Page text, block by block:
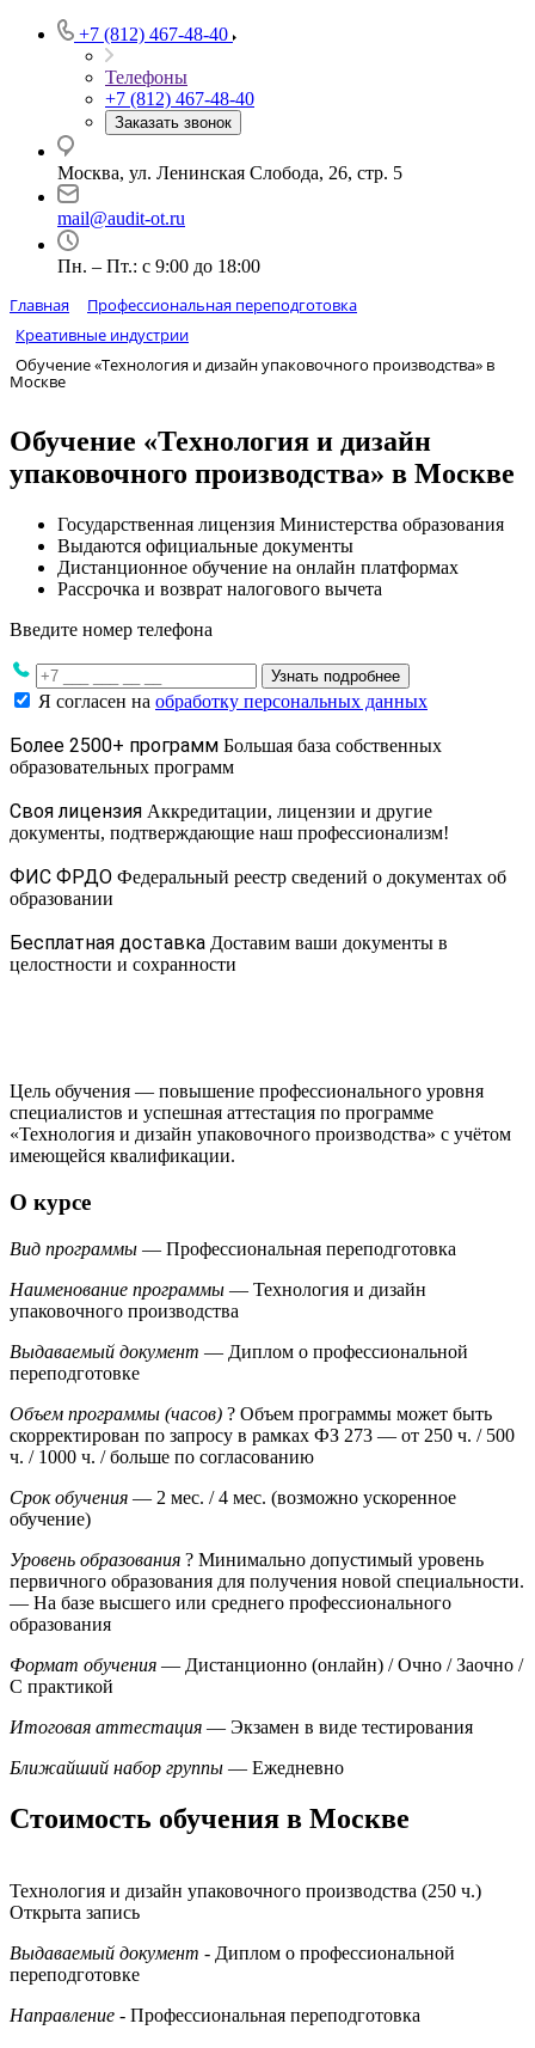
+7 (812) 467-48-40
Телефоны
+7 (812) 467-48-40
Заказать звонок
Москва, ул. Ленинская Слобода, 26, стр. 5
mail@audit-ot.ru
Пн. – Пт.: с 9:00 до 18:00
Главная
Профессиональная переподготовка
Креативные индустрии
Обучение «Технология и дизайн упаковочного производства» в
Москве
Обучение «Технология и дизайн
упаковочного производства» в Москве
Государственная лицензия Министерства образования
Выдаются официальные документы
Дистанционное обучение на онлайн платформах
Рассрочка и возврат налогового вычета
Введите номер телефона
Узнать подробнее
Я согласен на обработку персональных данных
Более 2500+ программ Большая база собственных
образовательных программ
Своя лицензия Аккредитации, лицензии и другие
документы, подтверждающие наш профессионализм!
ФИС ФРДО Федеральный реестр сведений о документах об
образовании
Бесплатная доставка Доставим ваши документы в
целостности и сохранности
Цель обучения — повышение профессионального уровня
специалистов и успешная аттестация по программе
«Технология и дизайн упаковочного производства» с учётом
имеющейся квалификации.
О курсе
Вид программы — Профессиональная переподготовка
Наименование программы — Технология и дизайн
упаковочного производства
Выдаваемый документ — Диплом о профессиональной
переподготовке
Объем программы (часов) ? Объем программы может быть
скорректирован по запросу в рамках ФЗ 273 — от 250 ч. / 500
ч. / 1000 ч. / больше по согласованию
Срок обучения — 2 мес. / 4 мес. (возможно ускоренное
обучение)
Уровень образования ? Минимально допустимый уровень
первичного образования для получения новой специальности.
— На базе высшего или среднего профессионального
образования
Формат обучения — Дистанционно (онлайн) / Очно / Заочно /
С практикой
Итоговая аттестация — Экзамен в виде тестирования
Ближайший набор группы — Ежедневно
Стоимость обучения в Москве
Технология и дизайн упаковочного производства (250 ч.)
Открыта запись
Выдаваемый документ - Диплом о профессиональной
переподготовке
Направление - Профессиональная переподготовка